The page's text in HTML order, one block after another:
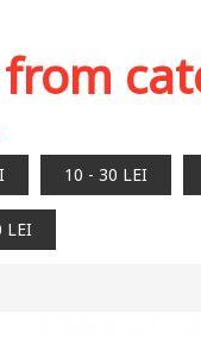
10 - 30 LEI
LEI